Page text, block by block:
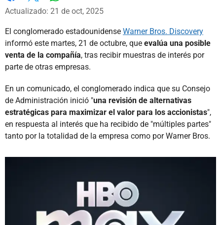
Facebook
X
Actualizado: 21 de oct, 2025
El conglomerado estadounidense Warner Bros. Discovery
informó este martes, 21 de octubre, que evalúa una posible
venta de la compañía, tras recibir muestras de interés por
parte de otras empresas.
En un comunicado, el conglomerado indica que su Consejo
de Administración inició "una revisión de alternativas
estratégicas para maximizar el valor para los accionistas",
en respuesta al interés que ha recibido de "múltiples partes"
tanto por la totalidad de la empresa como por Warner Bros.